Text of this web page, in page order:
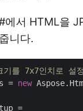
에서 HTML을
니다.
를 7x7인치로 설
= new
=